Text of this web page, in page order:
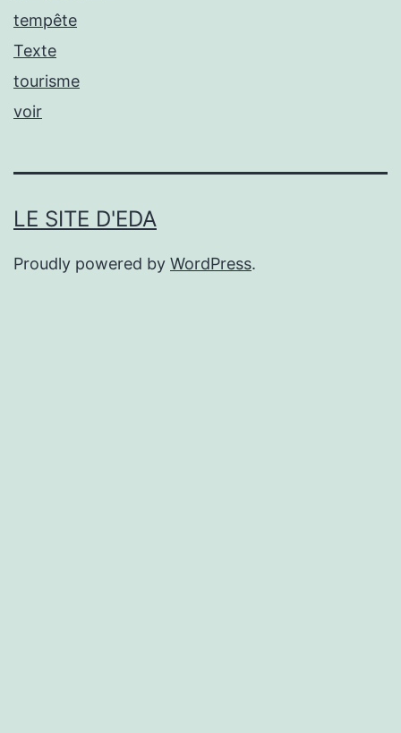
tempête
Texte
tourisme
voir
LE SITE D'EDA
Proudly powered by WordPress.